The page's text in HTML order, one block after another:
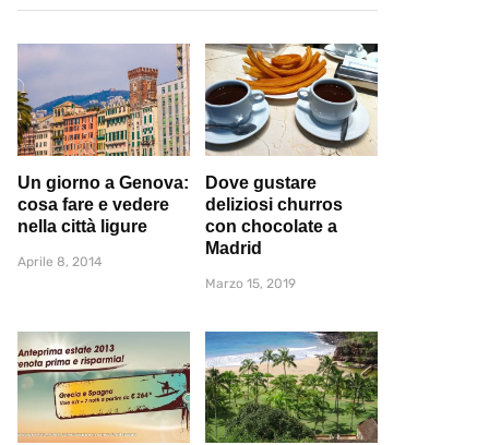
Un giorno a Genova:
cosa fare e vedere
nella città ligure
Aprile 8, 2014
Dove gustare
deliziosi churros
con chocolate a
Madrid
Marzo 15, 2019